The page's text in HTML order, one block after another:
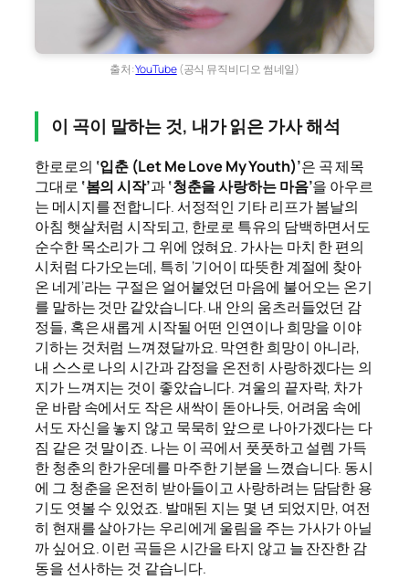
출처:YouTube(공식 뮤직비디오 썸네일)
이 곡이 말하는 것, 내가 읽은 가사 해석
한로로의 ‘입춘 (Let Me Love My Youth)’은 곡 제목
그대로 ‘봄의 시작’과‘청춘을 사랑하는 마음’을 아우르
는 메시지를 전합니다. 서정적인 기타 리프가 봄날의
아침 햇살처럼 시작되고, 한로로 특유의 담백하면서도
순수한 목소리가 그 위에 얹혀요. 가사는 마치 한 편의
시처럼 다가오는데, 특히 ‘기어이 따뜻한 계절에 찾아
온 네게’라는 구절은 얼어붙었던 마음에 불어오는 온기
를 말하는 것만 같았습니다. 내 안의 움츠러들었던 감
정들, 혹은 새롭게 시작될 어떤 인연이나 희망을 이야
기하는 것처럼 느껴졌달까요. 막연한 희망이 아니라,
내 스스로 나의 시간과 감정을 온전히 사랑하겠다는 의
지가 느껴지는 것이 좋았습니다. 겨울의 끝자락, 차가
운 바람 속에서도 작은 새싹이 돋아나듯, 어려움 속에
서도 자신을 놓지 않고 묵묵히 앞으로 나아가겠다는 다
짐 같은 것 말이죠. 나는 이 곡에서 풋풋하고 설렘 가득
한 청춘의 한가운데를 마주한 기분을 느꼈습니다. 동시
에 그 청춘을 온전히 받아들이고 사랑하려는 담담한 용
기도 엿볼 수 있었죠. 발매된 지는 몇 년 되었지만, 여전
히 현재를 살아가는 우리에게 울림을 주는 가사가 아닐
까 싶어요. 이런 곡들은 시간을 타지 않고 늘 잔잔한 감
동을 선사하는 것 같습니다.